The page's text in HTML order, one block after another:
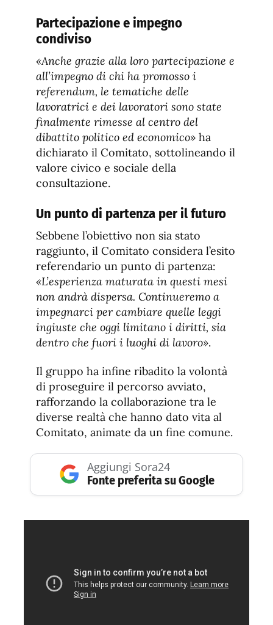
Partecipazione e impegno
condiviso
«Anche grazie alla loro partecipazione e
all’impegno di chi ha promosso i
referendum, le tematiche delle
lavoratrici e dei lavoratori sono state
finalmente rimesse al centro del
dibattito politico ed economico» ha
dichiarato il Comitato, sottolineando il
valore civico e sociale della
consultazione.
Un punto di partenza per il futuro
Sebbene l’obiettivo non sia stato
raggiunto, il Comitato considera l’esito
referendario un punto di partenza:
«L’esperienza maturata in questi mesi
non andrà dispersa. Continueremo a
impegnarci per cambiare quelle leggi
ingiuste che oggi limitano i diritti, sia
dentro che fuori i luoghi di lavoro».
Il gruppo ha infine ribadito la volontà
di proseguire il percorso avviato,
rafforzando la collaborazione tra le
diverse realtà che hanno dato vita al
Comitato, animate da un fine comune.
Aggiungi Sora24
Fonte preferita su Google